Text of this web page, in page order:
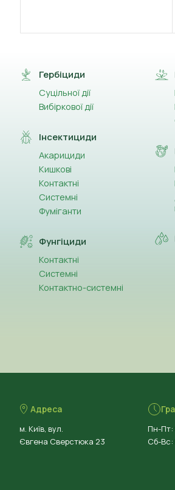
Гербіциди
Суцільної дії
Вибіркової дії
Інсектициди
Акарициди
Кишкові
Контактні
Системні
Фуміганти
Фунгіциди
Контактні
Системні
Контактно-системні
Адреса
м. Київ, вул.
Євгена Сверстюка 23
Пн-Пт:
Сб-Вс: